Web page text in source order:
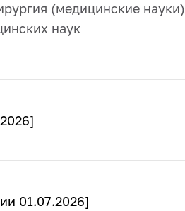
(медицинские науки)
наук
01.07.2026]